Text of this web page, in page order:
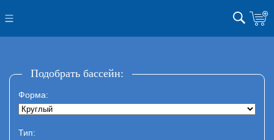
Подобрать бассейн:
Форма:
Тип: